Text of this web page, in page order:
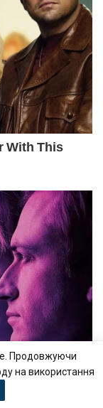
Продовжуючи
на використання